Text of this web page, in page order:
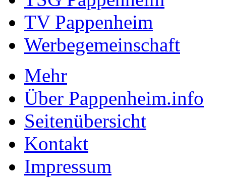
TV Pappenheim
Werbegemeinschaft
Mehr
Über Pappenheim.info
Seitenübersicht
Kontakt
Impressum